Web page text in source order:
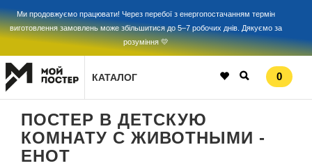
Ми продовжуємо працювати! Через перебої з енергопостачанням термін
виготовлення замовлень може збільшитися до 5–7 робочих днів. Дякуємо за
розуміння 💛
КАТАЛОГ 0
ПОСТЕР В ДЕТСКУЮ
КОМНАТУ С ЖИВОТНЫМИ -
ЕНОТ